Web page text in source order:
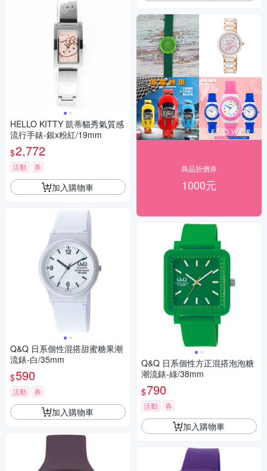
HELLO KITTY 凱蒂貓秀氣質感
流行手錶-銀x粉紅/19mm
$2,772
活動 券
加入購物車
Q&Q 日系個性混搭甜蜜糖果潮
流錶-白/35mm
$590
活動 券
加入購物車
商品折價券
1000元
Q&Q 日系個性方正混搭泡泡糖
潮流錶-綠/38mm
$790
活動 券
加入購物車